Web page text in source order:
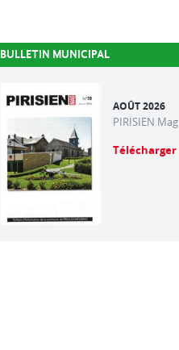
BULLETIN MUNICIPAL
AOÛT 2026
PIRISIEN Mag
Télécharger